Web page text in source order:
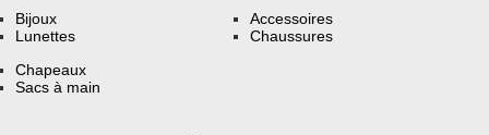
Bijoux
Lunettes
Accessoires
Chaussures
Chapeaux
Sacs à main